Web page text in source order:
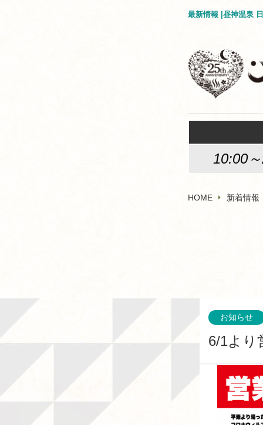
最新情報 |昼神温泉
10:00
HOME 新着情報
お知らせ
6/1より